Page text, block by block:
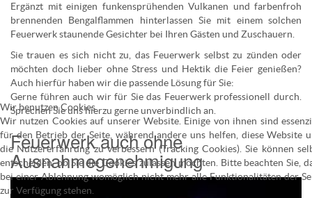
Ergänzt mit einigen funkensprühenden Vulkanen und farbenfroh
brennenden Bengalflammen hinterlassen Sie mit einem solchen
Feuerwerk staunende Gesichter bei Ihren Gästen und Zuschauern.
Sie trauen es sich nicht zu, das Feuerwerk selbst zu zünden oder
möchten doch lieber ohne Stress und Hektik die Feier genießen?
Auch hierfür haben wir die passende Lösung für Sie:
Gerne führen auch wir für Sie das Feuerwerk professionell durch.
Sprechen Sie uns hierzu gerne unverbindlich an.
Feuerwerk auch ohne
Ausnahmegenehmigung
Wir benutzen Cookies
Wir nutzen Cookies auf unserer Website. Einige von ihnen sind
für den Betrieb der Seite, während andere uns helfen, diese Website
die Nutzererfahrung zu verbessern (Tracking Cookies). Sie können
entscheiden, ob Sie die Cookies zulassen möchten. Bitte beachten Sie,
bei einer Ablehnung womöglich nicht mehr alle Funktionalitäten der
zur Verfügung stehen.